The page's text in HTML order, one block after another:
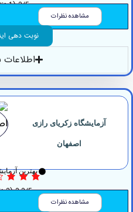
3/5 (1 نظر)
مشاهده نظرات
نوبت دهی اینترنتی
اطلاعات بیشتر
زکریای رازی
بهترین آزمایشگاه یزد
3.3/5 (3 نظر)
مشاهده نظرات